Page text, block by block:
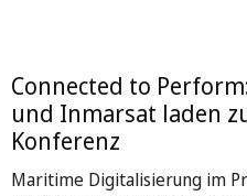
Connected to
und Inmarsat laden
Konferenz
Maritime Digitalisierung im